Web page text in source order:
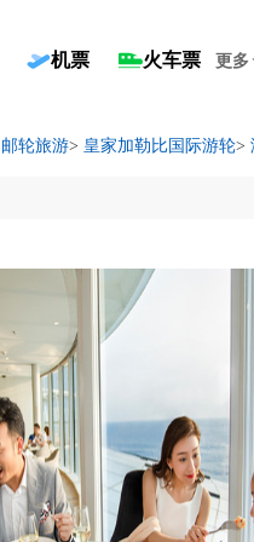
机票 火车票 更多
邮轮旅游> 皇家加勒比国际游轮>